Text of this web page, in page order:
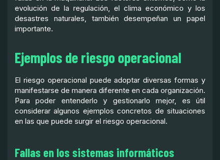
evolución de la regulación, el clima económico y los
desastres naturales, también desempeñan un papel
importante.
Ejemplos de riesgo operacional
El riesgo operacional puede adoptar diversas formas y
manifestarse de manera diferente en cada organización.
Para poder entenderlo y gestionarlo mejor, es útil
considerar algunos ejemplos concretos de situaciones
en las que puede surgir el riesgo operacional.
Fallas en los sistemas informáticos